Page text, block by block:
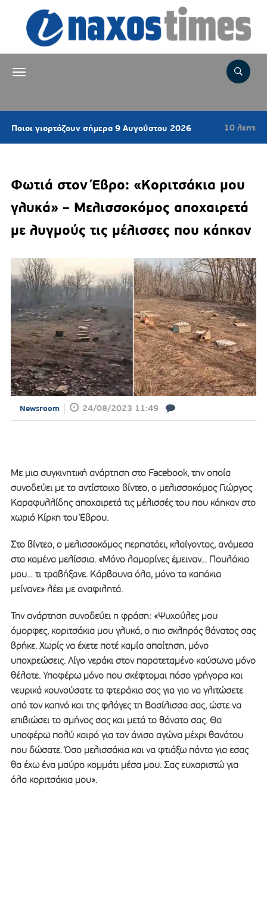
σήμερα 9 Αυγούστου 2026 10 λεπτά πριν
Φωτιά στον Έβρο: «Κοριτσάκια μου
γλυκά» – Μελισσοκόμος αποχαιρετά
με λυγμούς τις μέλισσες που κάηκαν
Newsroom 24/08/2023 11:49
Με μια συγκινητική ανάρτηση στο Facebook, την οποία
συνοδεύει με το αντίστοιχο βίντεο, ο μελισσοκόμος Γιώργος
Καραφυλλίδης αποχαιρετά τις μέλισσές του που κάηκαν στο
χωριό Κίρκη του Έβρου.
Στο βίντεο, ο μελισσοκόμος περπατάει, κλαίγοντας, ανάμεσα
στα καμένα μελίσσια. «Μόνο λαμαρίνες έμειναν… Πουλάκια
μου… τι τραβήξανε. Κάρβουνα όλα, μόνο τα καπάκια
μείνανε» λέει με αναφιλητά.
Την ανάρτηση συνοδεύει η φράση: «Ψυχούλες μου
όμορφες, κοριτσάκια μου γλυκά, ο πιο σκληρός θάνατος σας
βρήκε. Χωρίς να έχετε ποτέ καμία απαίτηση, μόνο
υποχρεώσεις. Λίγο νεράκι στον παρατεταμένο καύσωνα μόνο
θέλατε. Υποφέρω μόνο που σκέφτομαι πόσο γρήγορα και
νευρικά κουνούσατε τα φτεράκια σας για για να γλιτώσετε
από τον καπνό και της φλόγες τη Βασίλισσα σας, ώστε να
επιβιώσει το σμήνος σας και μετά το θάνατο σας. Θα
υποφέρω πολύ καιρό για τον άνισο αγώνα μέχρι θανάτου
που δώσατε. Όσο μελισσάκια και να φτιάξω πάντα για εσας
θα έχω ένα μαύρο κομμάτι μέσα μου. Σας ευχαριστώ για
όλα κοριτσάκια μου».